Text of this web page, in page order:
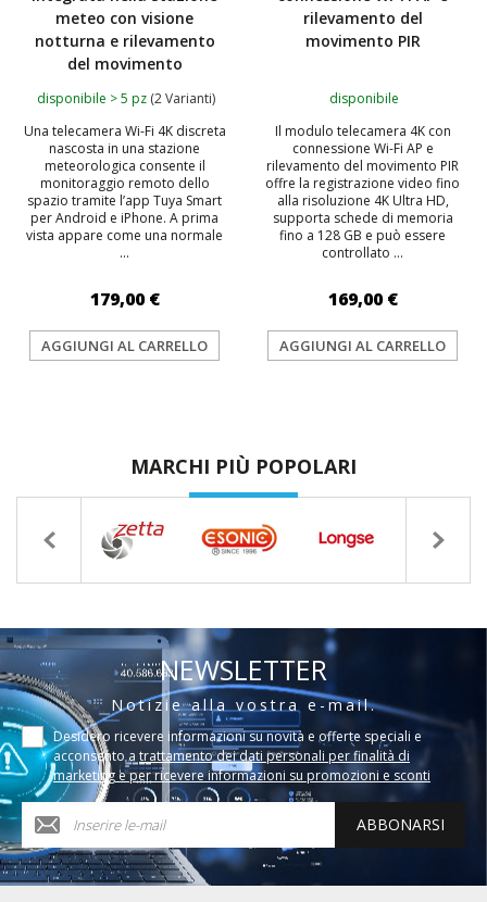
meteo con visione
notturna e rilevamento
del movimento
disponibile > 5 pz (2 Varianti)
Una telecamera Wi-Fi 4K discreta
nascosta in una stazione
meteorologica consente il
monitoraggio remoto dello
spazio tramite l’app Tuya Smart
per Android e iPhone. A prima
vista appare come una normale
...
179,00 €
AGGIUNGI AL CARRELLO
rilevamento del
movimento PIR
disponibile
Il modulo telecamera 4K con
connessione Wi-Fi AP e
rilevamento del movimento PIR
offre la registrazione video fino
alla risoluzione 4K Ultra HD,
supporta schede di memoria
fino a 128 GB e può essere
controllato ...
169,00 €
AGGIUNGI AL CARRELLO
MARCHI PIÙ POPOLARI
NEWSLETTER
Notizie alla vostra e-mail.
Desidero ricevere informazioni su novità e offerte speciali e
acconsento a trattamento dei dati personali per finalità di
marketing e per ricevere informazioni su promozioni e sconti
ABBONARSI